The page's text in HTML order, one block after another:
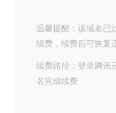
温馨提醒：该域名已
续费，续费后可恢复
续费路径：登录腾讯
名完成续费